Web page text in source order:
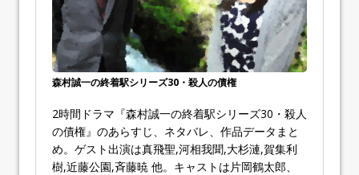
森村誠一の終着駅シリーズ30・殺人の債権
2時間ドラマ『森村誠一の終着駅シリーズ30・殺人
の債権』のあらすじ、ネタバレ、作品データまと
め。ゲスト出演は真飛聖,河相我聞,大杉漣,賀集利
樹,近藤公園,斉藤暁 他。キャストは片岡鶴太郎、